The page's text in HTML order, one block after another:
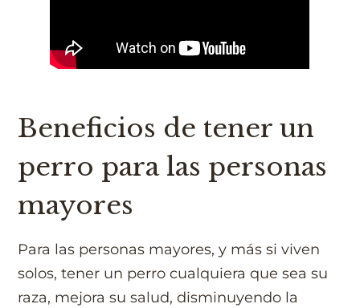
Beneficios de tener un
perro para las personas
mayores
Para las personas mayores, y más si viven
solos, tener un perro cualquiera que sea su
raza, mejora su salud, disminuyendo la